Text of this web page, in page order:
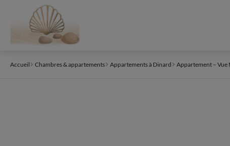
Accueil Chambres & appartements Appartements à Dinard Appartement – Vue
Panneau de gestion des cookies